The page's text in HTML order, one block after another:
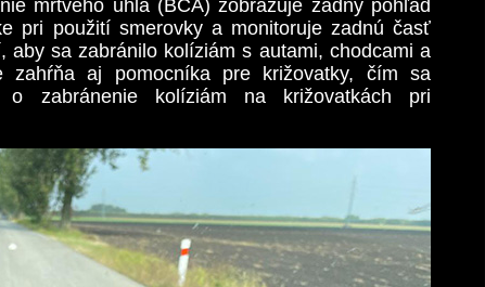
mŕtveho uhla (BCA) zobrazuje zadný pohľad
pri použití smerovky a monitoruje zadnú časť
aby sa zabránilo kolíziám s autami, chodcami a
zahŕňa aj pomocníka pre križovatky, čím sa
o zabránenie kolíziám na križovatkách pri